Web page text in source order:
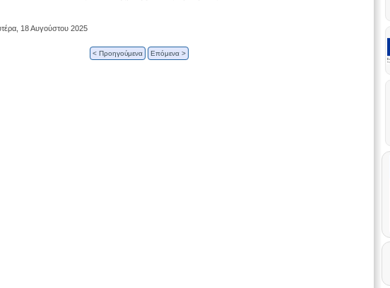
18 Αυγούστου 2025
< Προηγούμενα Επόμενα >